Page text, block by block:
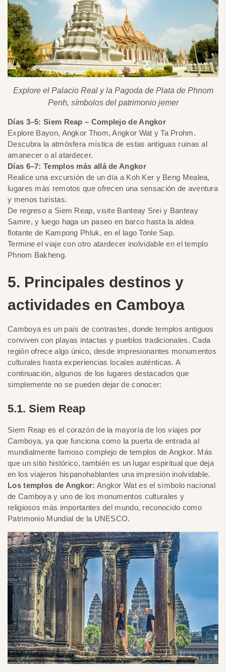
Explore el Palacio Real y la Pagoda de Plata de Phnom
Penh, símbolos del patrimonio jemer
Días 3–5: Siem Reap – Complejo de Angkor
Explore Bayon, Angkor Thom, Angkor Wat y Ta Prohm.
Descubra la atmósfera mística de estas antiguas ruinas al
amanecer o al atardecer.
Días 6–7: Templos más allá de Angkor
Realice una excursión de un día a Koh Ker y Beng Mealea,
lugares más remotos que ofrecen una sensación de aventura
y menos turistas.
De regreso a Siem Reap, visite Banteay Srei y Banteay
Samre, y luego haga un paseo en barco hasta la aldea
flotante de Kampong Phluk, en el lago Tonle Sap.
Termine el viaje con otro atardecer inolvidable en el templo
Phnom Bakheng.
5. Principales destinos y
actividades en Camboya
Camboya es un país de contrastes, donde templos antiguos
conviven con playas intactas y pueblos tradicionales. Cada
región ofrece algo único, desde impresionantes monumentos
culturales hasta experiencias locales auténticas. A
continuación, algunos de los lugares destacados que
simplemente no se pueden dejar de conocer:
5.1. Siem Reap
Siem Reap es el corazón de la mayoría de los viajes por
Camboya, ya que funciona como la puerta de entrada al
mundialmente famoso complejo de templos de Angkor. Más
que un sitio histórico, también es un lugar espiritual que deja
en los viajeros hispanohablantes una impresión inolvidable.
Los templos de Angkor: Angkor Wat es el símbolo nacional
de Camboya y uno de los monumentos culturales y
religiosos más importantes del mundo, reconocido como
Patrimonio Mundial de la UNESCO.